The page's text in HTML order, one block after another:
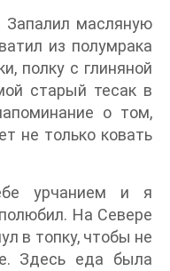
Запалил масляную
из полумрака
полку с глиняной
старый тесак в
о том,
не только ковать
урчанием и я
На Севере
в топку, чтобы не
Здесь еда была